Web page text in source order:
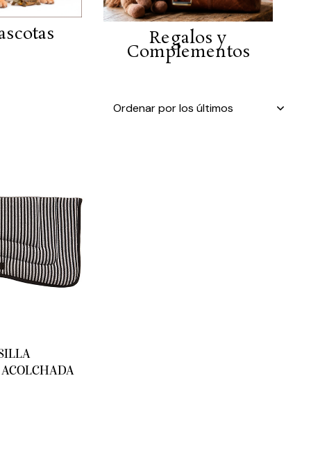
Regalos y
Complementos